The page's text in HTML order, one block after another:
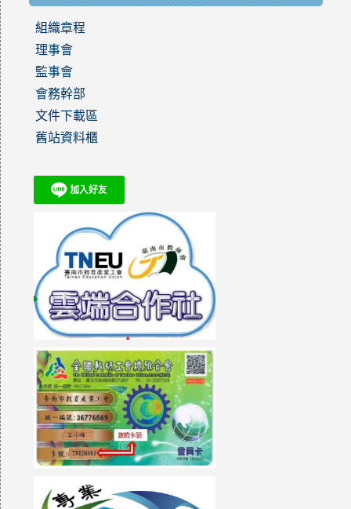
組織章程
理事會
監事會
會務幹部
文件下載區
舊站資料櫃